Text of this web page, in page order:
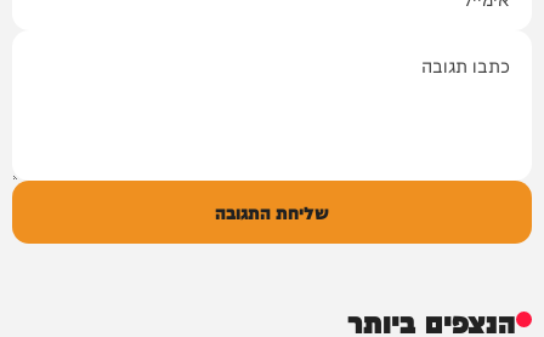
שליחת התגובה
הנצפים ביותר